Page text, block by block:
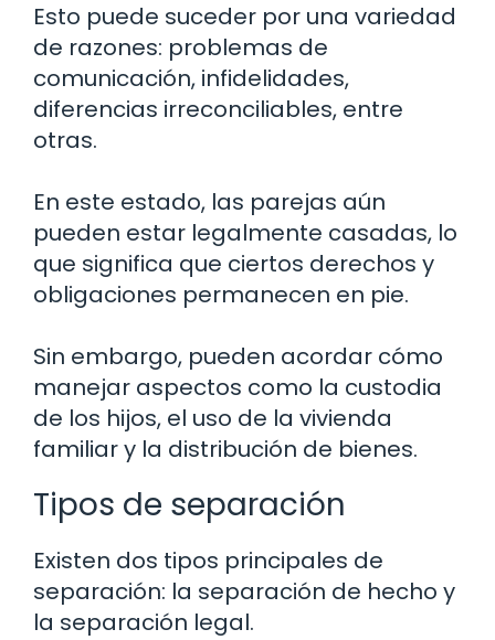
Esto puede suceder por una variedad
de razones: problemas de
comunicación, infidelidades,
diferencias irreconciliables, entre
otras.
En este estado, las parejas aún
pueden estar legalmente casadas, lo
que significa que ciertos derechos y
obligaciones permanecen en pie.
Sin embargo, pueden acordar cómo
manejar aspectos como la custodia
de los hijos, el uso de la vivienda
familiar y la distribución de bienes.
Tipos de separación
Existen dos tipos principales de
separación: la separación de hecho y
la separación legal.